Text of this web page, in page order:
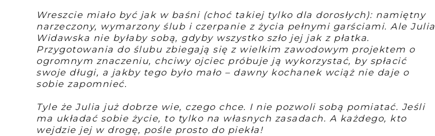
Wreszcie miało być jak w baśni (choć takiej tylko dla dorosłych): namiętny
narzeczony, wymarzony ślub i czerpanie z życia pełnymi garściami. Ale Julia
Widawska nie byłaby sobą, gdyby wszystko szło jej jak z płatka.
Przygotowania do ślubu zbiegają się z wielkim zawodowym projektem o
ogromnym znaczeniu, chciwy ojciec próbuje ją wykorzystać, by spłacić
swoje długi, a jakby tego było mało – dawny kochanek wciąż nie daje o
sobie zapomnieć.
Tyle że Julia już dobrze wie, czego chce. I nie pozwoli sobą pomiatać. Jeśli
ma układać sobie życie, to tylko na własnych zasadach. A każdego, kto
wejdzie jej w drogę, pośle prosto do piekła!